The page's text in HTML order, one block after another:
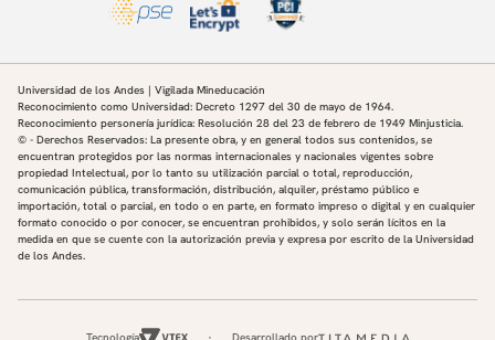
Universidad de los Andes | Vigilada Mineducación
Reconocimiento como Universidad: Decreto 1297 del 30 de mayo de 1964.
Reconocimiento personería jurídica: Resolución 28 del 23 de febrero de 1949 Minjusticia.
© - Derechos Reservados: La presente obra, y en general todos sus contenidos, se
encuentran protegidos por las normas internacionales y nacionales vigentes sobre
propiedad Intelectual, por lo tanto su utilización parcial o total, reproducción,
comunicación pública, transformación, distribución, alquiler, préstamo público e
importación, total o parcial, en todo o en parte, en formato impreso o digital y en cualquier
formato conocido o por conocer, se encuentran prohibidos, y solo serán lícitos en la
medida en que se cuente con la autorización previa y expresa por escrito de la Universidad
de los Andes.